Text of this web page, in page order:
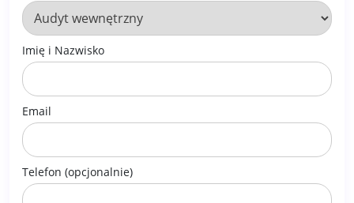
Imię i Nazwisko
Email
Telefon (opcjonalnie)